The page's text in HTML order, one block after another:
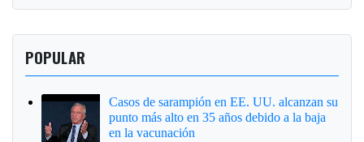
POPULAR
Casos de sarampión en EE. UU. alcanzan su
punto más alto en 35 años debido a la baja
en la vacunación